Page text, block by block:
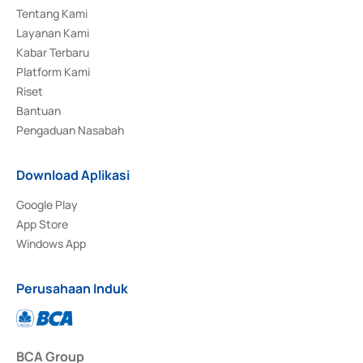
Tentang Kami
Layanan Kami
Kabar Terbaru
Platform Kami
Riset
Bantuan
Pengaduan Nasabah
Download Aplikasi
Google Play
App Store
Windows App
Perusahaan Induk
BCA Group